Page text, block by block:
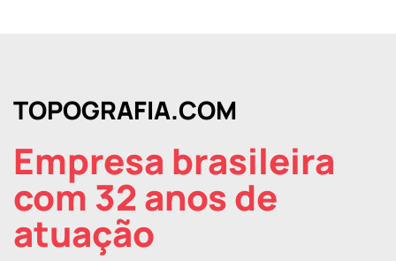
TOPOGRAFIA.COM
Empresa brasileira
com 32 anos de
atuação